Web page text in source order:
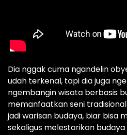
Dia nggak cuma ngandelin
udah terkenal, tapi dia juga
ngembangin wisata berbasis
memanfaatkan seni
jadi warisan budaya, biar bisa
sekaligus melestarikan budaya